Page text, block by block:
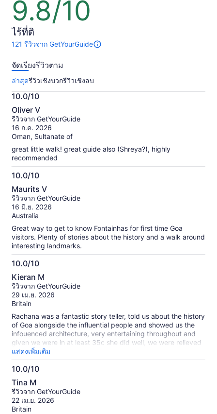
1
คน
9.8/10
จาก
10
ไร้ที่ติ
121 รีวิวจาก GetYourGuide
มี
รีวิว
กับ
กิจกรรม
นี้
ข้อมูล
เพิ่ม
เติม
เกี่ยว
รีวิว
ที่
รับ
การ
ตรวจ
สอบ
แล้ว
จัดเรียงรีวิวตาม
ล่าสุดรีวิวเชิงบวกรีวิวเชิงลบ
10.0/10
10.0
จาก
10
Oliver V
รีวิวจาก GetYourGuide
16 ก.ค. 2026
Oman, Sultanate of
great little walk! great guide also (Shreya?), highly
recommended
10.0/10
10.0
จาก
10
Maurits V
รีวิวจาก GetYourGuide
16 มิ.ย. 2026
Australia
Great way to get to know Fontainhas for first time Goa
visitors. Plenty of stories about the history and a walk around
interesting landmarks.
10.0/10
10.0
จาก
10
Kieran M
รีวิวจาก GetYourGuide
29 เม.ย. 2026
Britain
Rachana was a fantastic story teller, told us about the history
of Goa alongside the influential people and showed us the
infouenced architecture, very entertaining throughout and
given we were in at least 35c she did well, we were relieved
when we visited a cafe to cool down in the AC and freshened
up with local fruit juice and live music from a local artist
playing some Portuguese songs with his guitar, was very
Goa Rachana. No doubt our paths will cross again, until then
best wishes.
แสดงเพิ่มเติม
10.0/10
10.0
จาก
10
Tina M
รีวิวจาก GetYourGuide
22 เม.ย. 2026
Britain